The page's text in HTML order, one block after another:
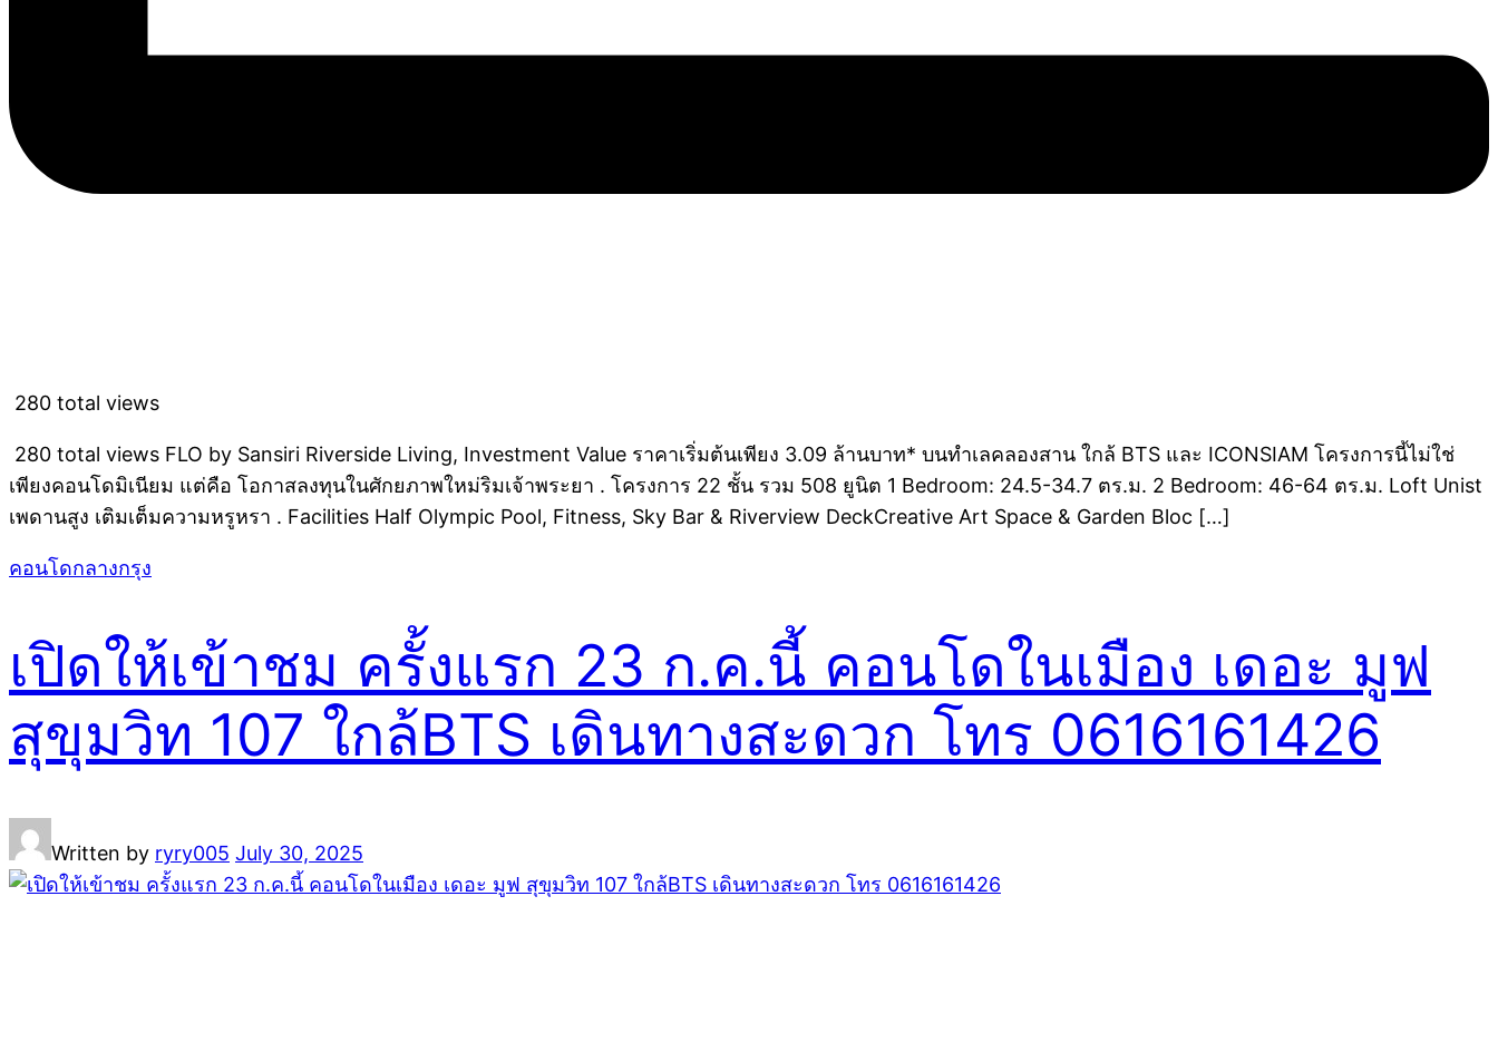
280 total views
280 total views FLO by Sansiri Riverside Living, Investment Value ราคาเริ่มต้นเพียง 3.09 ล้านบาท* บนทำเลคลองสาน ใกล้ BTS และ ICONSIAM โครงการนี้ไม่ใช่
เพียงคอนโดมิเนียม แต่คือ โอกาสลงทุนในศักยภาพใหม่ริมเจ้าพระยา . โครงการ 22 ชั้น รวม 508 ยูนิต 1 Bedroom: 24.5-34.7 ตร.ม. 2 Bedroom: 46-64 ตร.ม. Loft Unist
เพดานสูง เติมเต็มความหรูหรา . Facilities Half Olympic Pool, Fitness, Sky Bar & Riverview DeckCreative Art Space & Garden Bloc […]
คอนโดกลางกรุง
เปิดให้เข้าชม ครั้งแรก 23 ก.ค.นี้ คอนโดในเมือง เดอะ มูฟ
สุขุมวิท 107 ใกล้BTS เดินทางสะดวก โทร 0616161426
Written by ryry005 July 30, 2025